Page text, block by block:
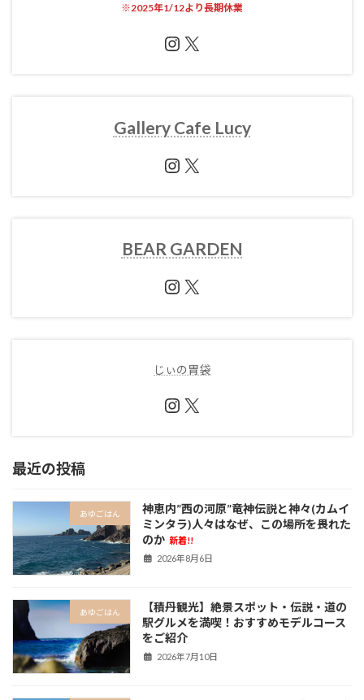
※2025年1/12より長期休業
Instagram
X
Gallery Cafe Lucy
Instagram
X
BEAR GARDEN
Instagram
X
じぃの胃袋
Instagram
X
最近の投稿
あゆごはん
神恵内”西の河原”竜神伝説と神々(カムイ
ミンタラ)人々はなぜ、この場所を畏れた
のか 新着!!
2026年8月6日
あゆごはん
【積丹観光】絶景スポット・伝説・道の
駅グルメを満喫！おすすめモデルコース
をご紹介
2026年7月10日